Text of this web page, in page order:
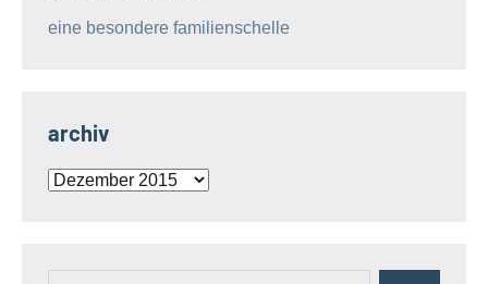
eine besondere familienschelle
archiv
archiv